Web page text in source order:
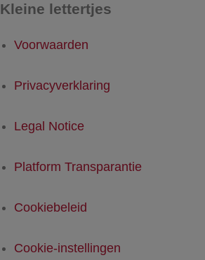
Kleine lettertjes
Voorwaarden
Privacyverklaring
Legal Notice
Platform Transparantie
Cookiebeleid
Cookie-instellingen